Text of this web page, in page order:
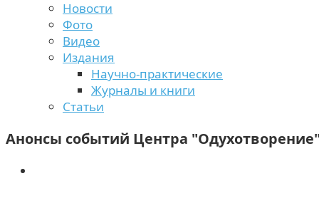
Новости
Фото
Видео
Издания
Научно-практические
Журналы и книги
Статьи
Анонсы событий Центра "Одухотворение"